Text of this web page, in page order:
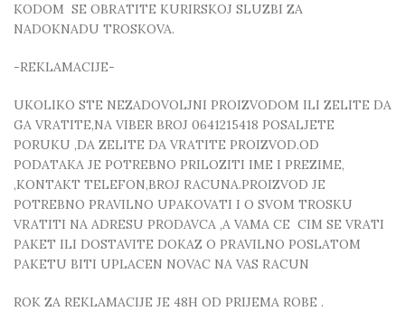
KODOM SE OBRATITE KURIRSKOJ SLUZBI ZA
NADOKNADU TROSKOVA.
-REKLAMACIJE-
UKOLIKO STE NEZADOVOLJNI PROIZVODOM ILI ZELITE DA
GA VRATITE,NA VIBER BROJ 0641215418 POSALJETE
PORUKU ,DA ZELITE DA VRATITE PROIZVOD.OD
PODATAKA JE POTREBNO PRILOZITI IME I PREZIME,
,KONTAKT TELEFON,BROJ RACUNA.PROIZVOD JE
POTREBNO PRAVILNO UPAKOVATI I O SVOM TROSKU
VRATITI NA ADRESU PRODAVCA ,A VAMA CE CIM SE VRATI
PAKET ILI DOSTAVITE DOKAZ O PRAVILNO POSLATOM
PAKETU BITI UPLACEN NOVAC NA VAS RACUN
ROK ZA REKLAMACIJE JE 48H OD PRIJEMA ROBE .